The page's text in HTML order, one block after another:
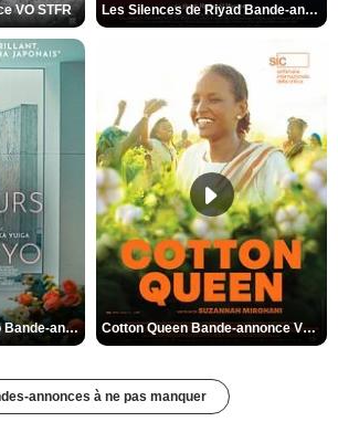
VO STFR Les Silences de Riyad Bande-annonce VO STFR
Des Fleurs pour Tokyo Bande-annonce VO STFR Cotton Queen Bande-annonce VO STFR
annonces à ne pas manquer